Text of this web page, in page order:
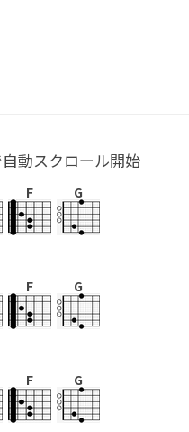
動スクロール開始
F G
F G
F G